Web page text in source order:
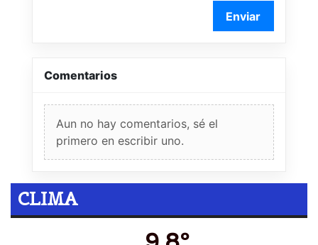
Enviar
Comentarios
Aun no hay comentarios, sé el
primero en escribir uno.
CLIMA